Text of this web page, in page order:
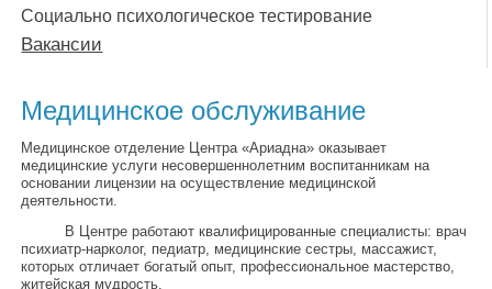
Социально психологическое тестирование
Вакансии
Медицинское обслуживание
Медицинское отделение Центра «Ариадна» оказывает
медицинские услуги несовершеннолетним воспитанникам на
основании лицензии на осуществление медицинской
деятельности.
В Центре работают квалифицированные специалисты: врач
психиатр-нарколог, педиатр, медицинские сестры, массажист,
которых отличает богатый опыт, профессиональное мастерство,
житейская мудрость.